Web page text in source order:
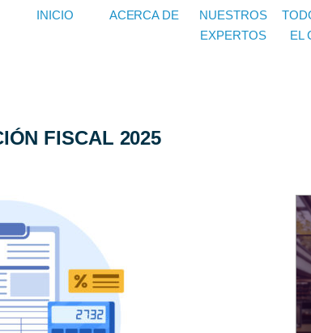
INICIO ACERCA DE
NUESTROS
EXPERTOS
EL
FISCAL 2025